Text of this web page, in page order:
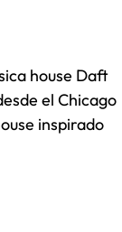
house Daft
el Chicago
inspirado